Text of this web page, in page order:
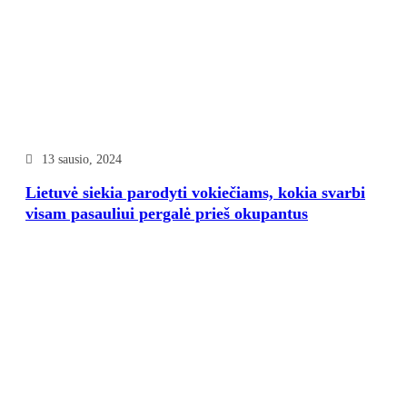
13 sausio, 2024
Lietuvė siekia parodyti vokiečiams, kokia svarbi
visam pasauliui pergalė prieš okupantus